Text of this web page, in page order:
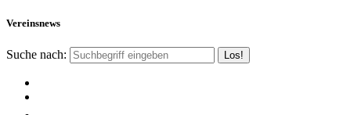
Vereinsnews
Suche nach: